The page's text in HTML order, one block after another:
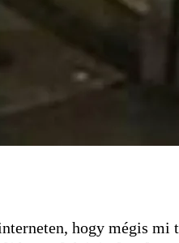
hogy mégis